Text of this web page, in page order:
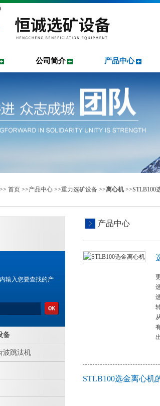
公司简介 产品中心
首页 >>产品中心 >>重力选矿设备 >>离心机>>STLB100
输入您要查找的产
备
波跳汰机
产品中心
STLB100选金离心机